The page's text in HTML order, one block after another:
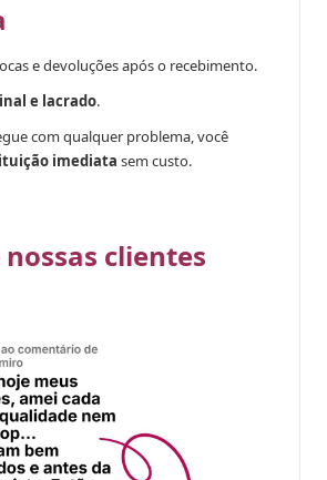
e devoluções após o recebimento.
e lacrado.
com qualquer problema, você
imediata sem custo.
nossas clientes